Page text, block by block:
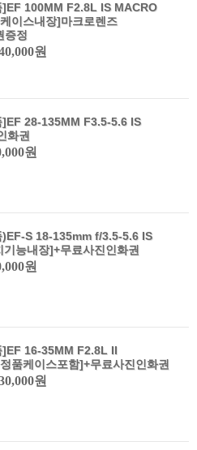
100MM F2.8L IS MACRO
이스내장]마크로렌즈
증정
원
28-135MM F3.5-5.6 IS
화권
원
S 18-135mm f/3.5-5.6 IS
능내장]+무료사진인화권
원
]EF 16-35MM F2.8L II
품케이스포함]+무료사진인화권
원